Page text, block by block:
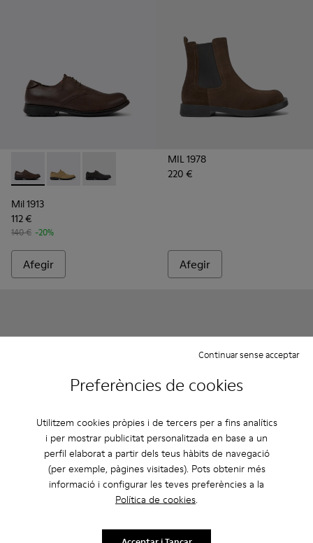
Preferències de cookies
Utilitzem cookies pròpies i de tercers per a fins analítics
i per mostrar publicitat personalitzada en base a un
perfil elaborat a partir dels teus hàbits de navegació
(per exemple, pàgines visitades). Pots obtenir més
informació i configurar les teves preferències a la
Política de cookies.
Continuar sense acceptar
Mil 1913 - 18552-075 - Sabates de pell marrons per a home.
Mil 1913 - 18552-088 - Sabates de camussa marrons
Mil 1913 - 18552-086 - Sabates de nubuc
Mil 1913
112 €
140 € -20%
Afegir
MIL 1978
220 €
Afegir
Neuman
160 €
Afegir